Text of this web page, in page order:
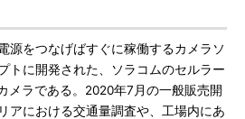
をつなげばすぐに稼働するカメラソ
トに開発された、ソラコムのセルラー
メラである。2020年7月の一般販売開
アにおける交通量調査や、工場内にあ